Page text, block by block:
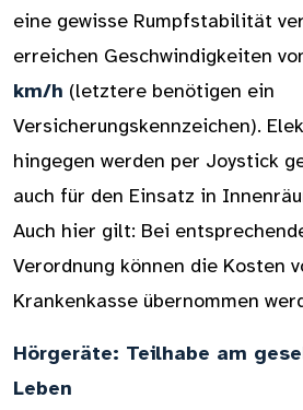
eine gewisse Rumpfstabilität
erreichen Geschwindigkeiten
km/h (letztere benötigen ein
Versicherungskennzeichen).
hingegen werden per Joystick
auch für den Einsatz in
Auch hier gilt: Bei
Verordnung können die Kosten
Krankenkasse übernommen
Hörgeräte: Teilhabe am
Leben